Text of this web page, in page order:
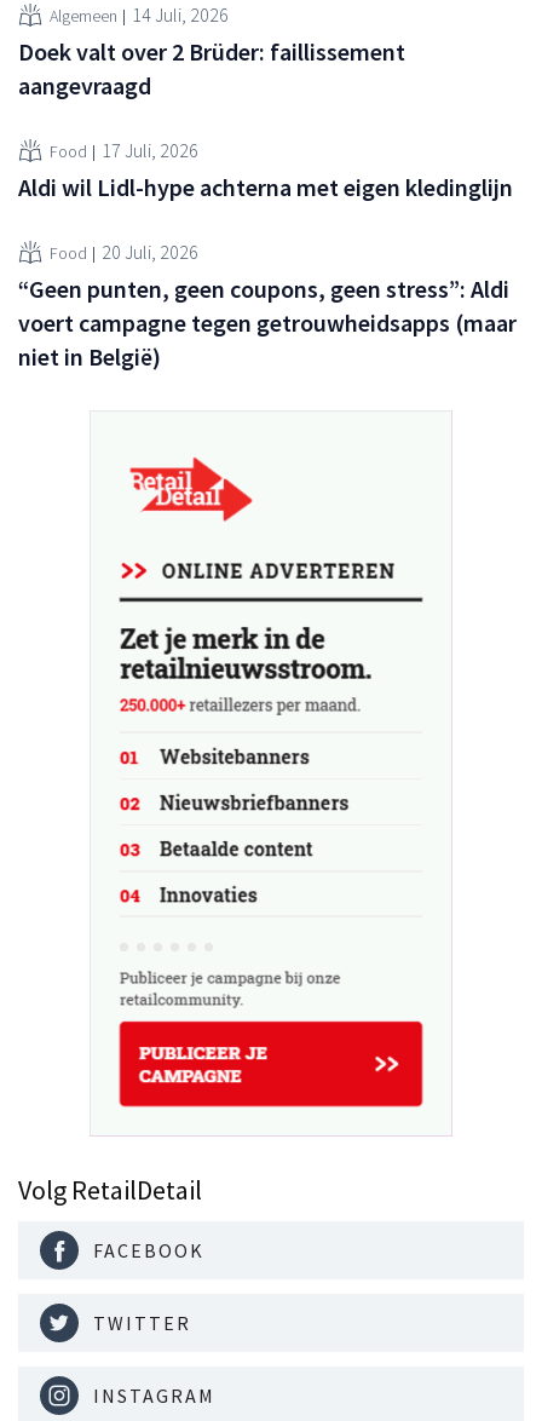
Algemeen 14 Juli, 2026
Doek valt over 2 Brüder: faillissement
aangevraagd
Food 17 Juli, 2026
Aldi wil Lidl-hype achterna met eigen kledinglijn
Food 20 Juli, 2026
“Geen punten, geen coupons, geen stress”: Aldi
voert campagne tegen getrouwheidsapps (maar
niet in België)
Volg RetailDetail
FACEBOOK
TWITTER
INSTAGRAM